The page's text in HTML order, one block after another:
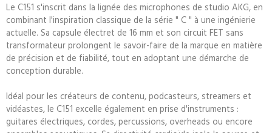
Le C151 s'inscrit dans la lignée des microphones de studio AKG, en
combinant l'inspiration classique de la série " C " à une ingénierie
actuelle. Sa capsule électret de 16 mm et son circuit FET sans
transformateur prolongent le savoir-faire de la marque en matière
de précision et de fiabilité, tout en adoptant une démarche de
conception durable.
Idéal pour les créateurs de contenu, podcasteurs, streamers et
vidéastes, le C151 excelle également en prise d'instruments :
guitares électriques, cordes, percussions, overheads ou encore